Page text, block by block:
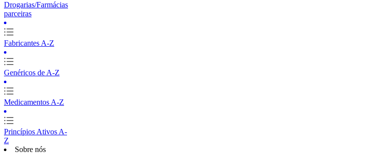
Drogarias/Farmácias
parceiras
Fabricantes A-Z
Genéricos de A-Z
Medicamentos A-Z
Princípios Ativos A-
Z
Sobre nós